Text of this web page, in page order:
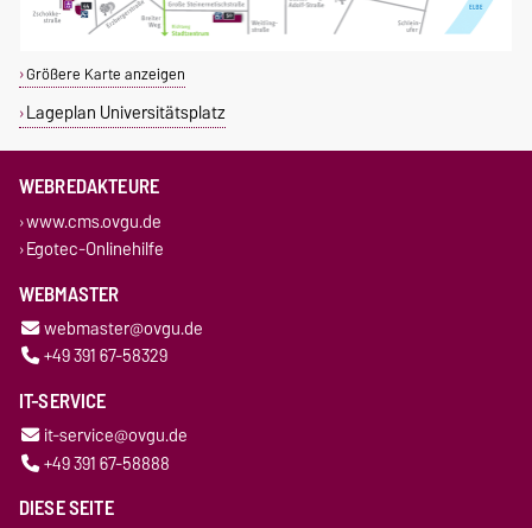
Größere Karte anzeigen
Lageplan Universitätsplatz
WEBREDAKTEURE
www.cms.ovgu.de
Egotec-Onlinehilfe
WEBMASTER
webmaster@ovgu.de
+49 391 67-58329
IT-SERVICE
it-service@ovgu.de
+49 391 67-58888
DIESE SEITE